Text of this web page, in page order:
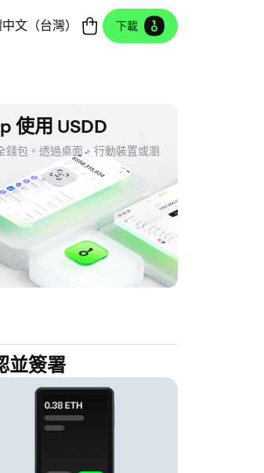
文（台灣） 下載
使用 USDD
錢包。透過桌面、行動裝置或瀏
並簽署